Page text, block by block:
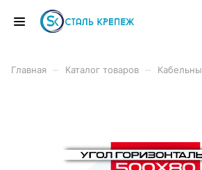
Главная Каталог товаров